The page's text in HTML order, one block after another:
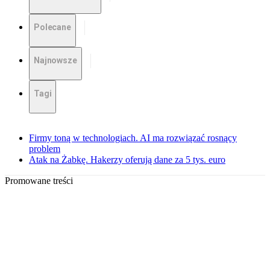
Polecane
Najnowsze
Tagi
Firmy toną w technologiach. AI ma rozwiązać rosnący
problem
Atak na Żabkę. Hakerzy oferują dane za 5 tys. euro
Promowane treści